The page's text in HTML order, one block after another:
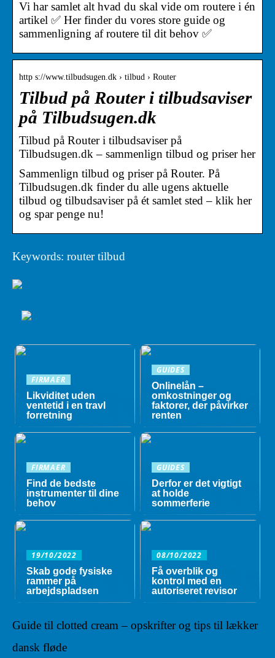
Vi har samlet alt hvad du skal vide om routere i én
artikel ✅ Her finder du vores store guide og
sammenligning af routere til dit behov ✅
http s://www.tilbudsugen.dk › tilbud › Router
Tilbud på Router i tilbudsaviser
på Tilbudsugen.dk
Tilbud på Router i tilbudsaviser på
Tilbudsugen.dk – sammenlign tilbud og priser her
Sammenlign tilbud og priser på Router. På
Tilbudsugen.dk finder du alle ugens aktuelle
tilbud og tilbudsaviser på ét samlet sted – klik her
og spar penge nu!
Keywords: router tilbud
FIRMAER
Likviditet uden
ventetid i en travl
forretning
GUIDES
Onlinelån –
omkostninger og
faktorer, der påvirker
renten
FIRMAER
Find de bedste
instrumenter til dine
behov
GUIDES
Derfor er det vigtigt
at holde
sommerferie
19/10/2022
Skab gode fysiske
rammer på
arbejdspladsen
08/10/2022
Få overblik og
kontrol med en
autoriseret revisor
Guide til clotted cream – opskrifter og tips til lækker
dansk fløde